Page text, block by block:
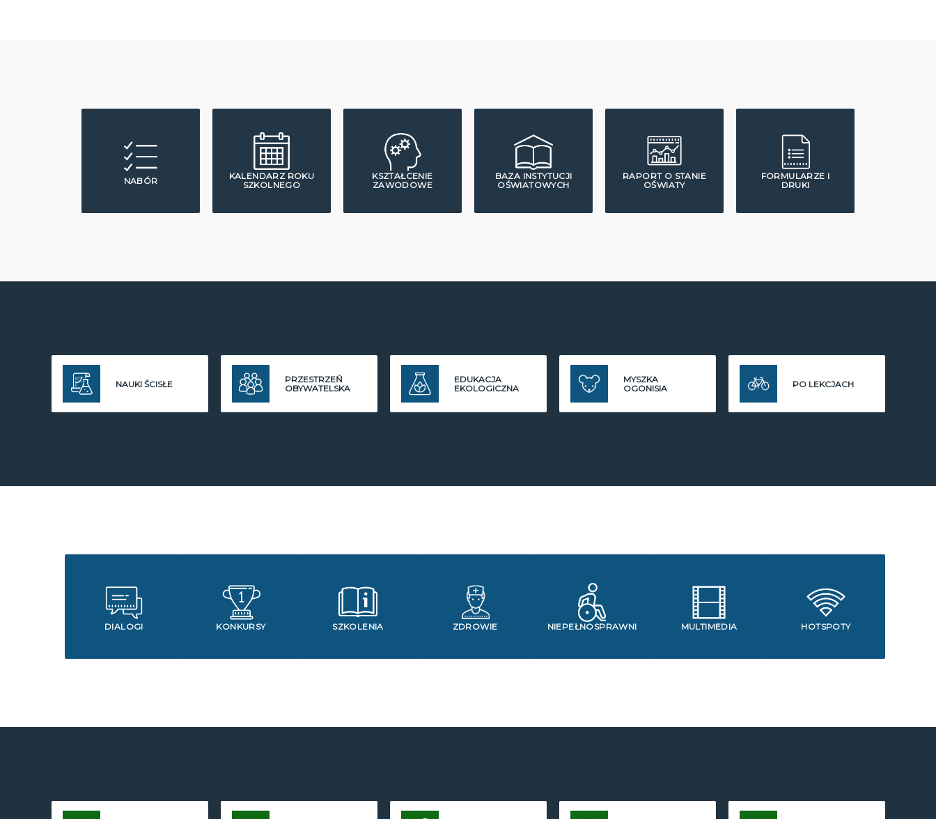
NABÓR
KALENDARZ ROKU
SZKOLNEGO
KSZTAŁCENIE
ZAWODOWE
BAZA INSTYTUCJI
OŚWIATOWYCH
RAPORT O STANIE
OŚWIATY
FORMULARZE I
DRUKI
NAUKI ŚCISŁE
PRZESTRZEŃ
OBYWATELSKA
EDUKACJA
EKOLOGICZNA
MYSZKA
OGONISIA
PO LEKCJACH
DIALOGI KONKURSY SZKOLENIA ZDROWIE NIEPEŁNOSPRAWNI MULTIMEDIA HOTSPOTY